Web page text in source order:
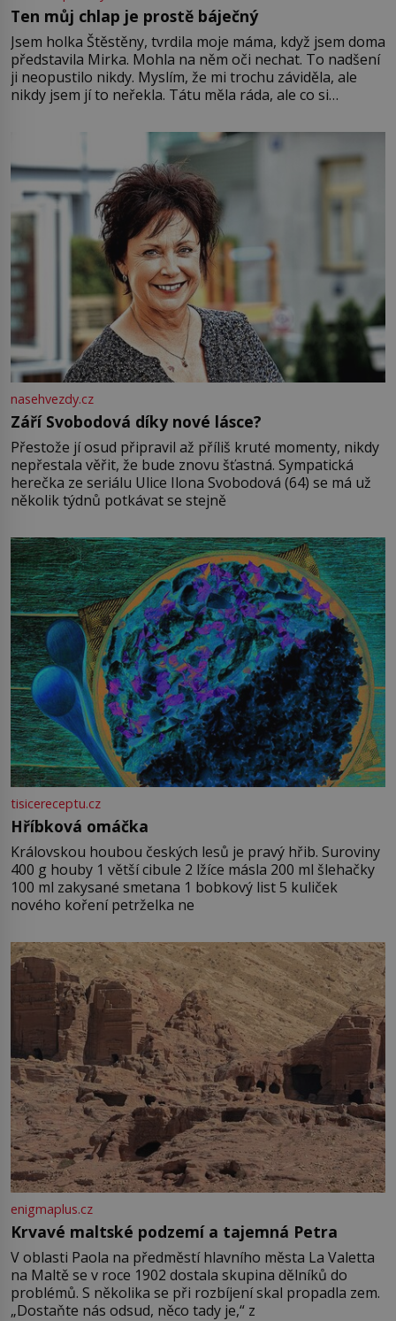
Ten můj chlap je prostě báječný
Jsem holka Štěstěny, tvrdila moje máma, když jsem doma
představila Mirka. Mohla na něm oči nechat. To nadšení
ji neopustilo nikdy. Myslím, že mi trochu záviděla, ale
nikdy jsem jí to neřekla. Tátu měla ráda, ale co si
Jsme spolu moc rádi Tehdy byla jiná doba, když
nasehvezdy.cz
Září Svobodová díky nové lásce?
Přestože jí osud připravil až příliš kruté momenty, nikdy
nepřestala věřit, že bude znovu šťastná. Sympatická
herečka ze seriálu Ulice Ilona Svobodová (64) se má už
několik týdnů potkávat se stejně
tisicereceptu.cz
Hříbková omáčka
Královskou houbou českých lesů je pravý hřib. Suroviny
400 g houby 1 větší cibule 2 lžíce másla 200 ml šlehačky
100 ml zakysané smetana 1 bobkový list 5 kuliček
nového koření petrželka ne
enigmaplus.cz
Krvavé maltské podzemí a tajemná Petra
V oblasti Paola na předměstí hlavního města La Valetta
na Maltě se v roce 1902 dostala skupina dělníků do
problémů. S několika se při rozbíjení skal propadla zem.
„Dostaňte nás odsud, něco tady je,“ z